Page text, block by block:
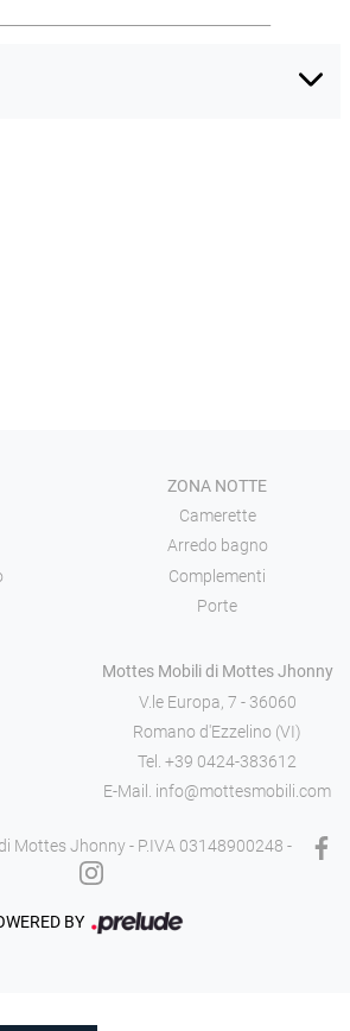
ZONA NOTTE
Camerette
Arredo bagno
Complementi
Porte
Mottes Mobili di Mottes Jhonny
V.le Europa, 7 - 36060
Romano d'Ezzelino (VI)
Tel. +39 0424-383612
E-Mail. info@mottesmobili.com
Mottes Jhonny - P.IVA 03148900248 -
BY